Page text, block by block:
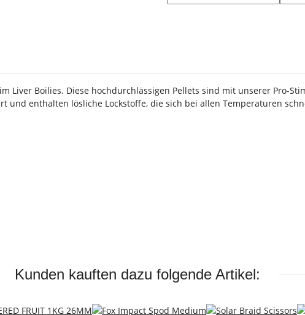
Liver Boilies. Diese hochdurchlässigen Pellets sind mit unserer Pro-
und enthalten lösliche Lockstoffe, die sich bei allen Temperaturen
Kunden kauften dazu folgende Artikel: